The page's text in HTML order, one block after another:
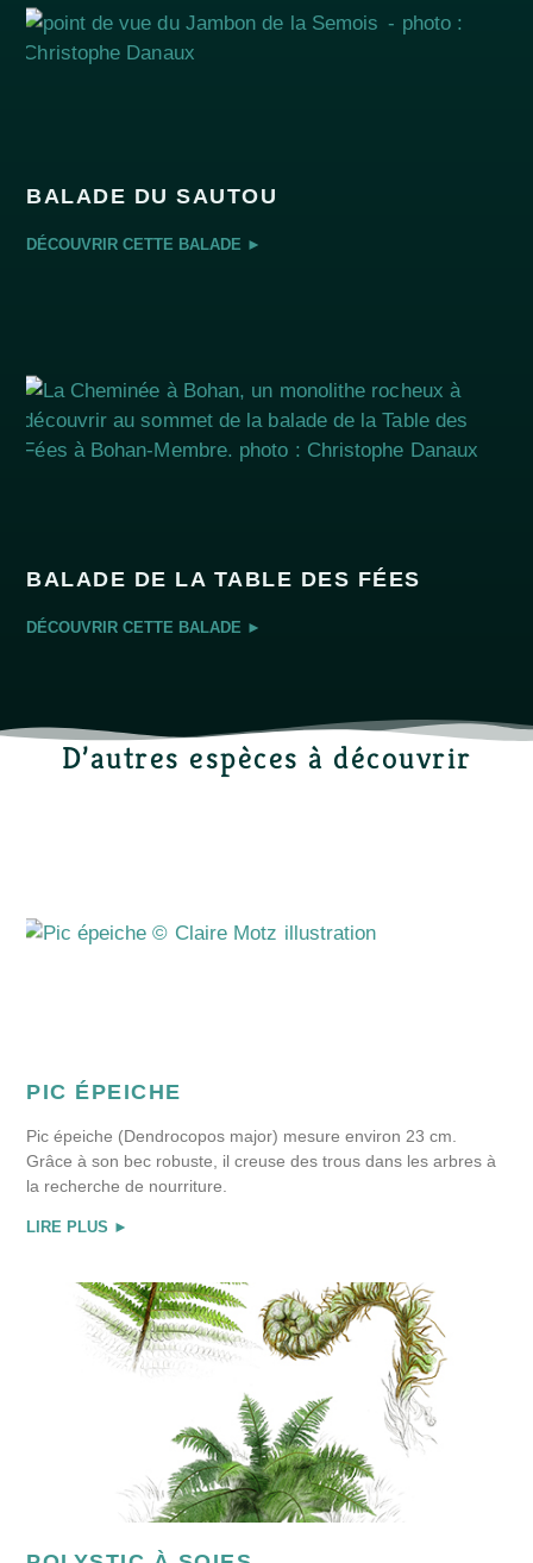
BALADE DU SAUTOU
DÉCOUVRIR CETTE BALADE ►
BALADE DE LA TABLE DES FÉES
DÉCOUVRIR CETTE BALADE ►
D’autres espèces à découvrir
PIC ÉPEICHE
Pic épeiche (Dendrocopos major) mesure environ 23 cm.
Grâce à son bec robuste, il creuse des trous dans les arbres à
la recherche de nourriture.
LIRE PLUS ►